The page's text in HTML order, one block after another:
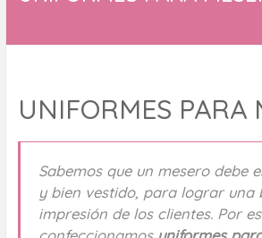
UNIFORMES PARA
Sabemos que un mesero debe
y bien vestido, para lograr una
impresión de los clientes. Por